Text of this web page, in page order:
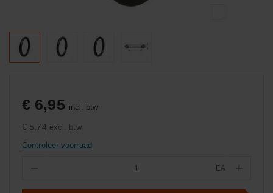
€ 6,95 incl. btw
€ 5,74 excl. btw
Controleer voorraad
− EA +